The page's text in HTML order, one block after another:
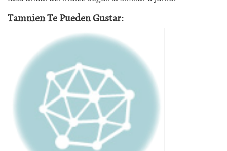
Tamnien Te Pueden Gustar: